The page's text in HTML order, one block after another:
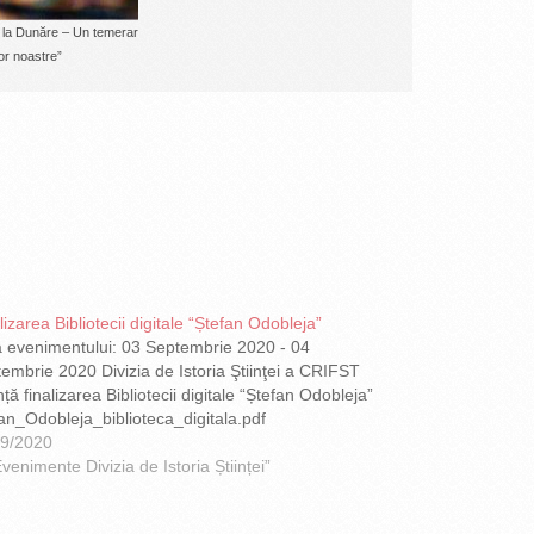
la Dunăre – Un temerar
noastre”
Bibliotecii digitale “Ștefan Odobleja”
evenimentului: 03 Septembrie 2020 - 04
2020 Divizia de Istoria Ştiinţei a CRIFST
finalizarea Bibliotecii digitale “Ștefan Odobleja”
2020
Divizia de Istoria Științei”